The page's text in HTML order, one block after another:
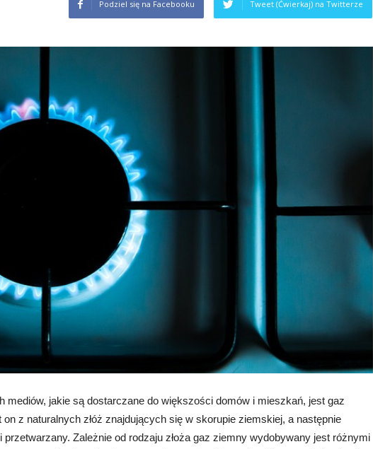
Podziel się na Facebooku Tweet (Ćwierkaj) na Twitterze
mediów, jakie są dostarczane do większości domów i mieszkań, jest gaz
z naturalnych złóż znajdujących się w skorupie ziemskiej, a następnie
Zależnie od rodzaju złoża gaz ziemny wydobywany jest różnymi